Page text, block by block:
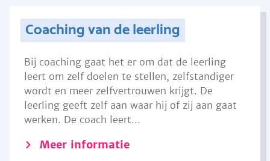
Coaching van de leerling
Bij coaching gaat het er om dat de leerling
leert om zelf doelen te stellen, zelfstandiger
wordt en meer zelfvertrouwen krijgt. De
leerling geeft zelf aan waar hij of zij aan gaat
werken. De coach leert...
Meer informatie